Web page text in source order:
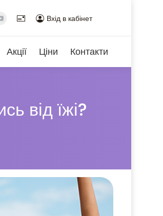
Вхід в кабінет
Акції Ціни Контакти
від їжі?